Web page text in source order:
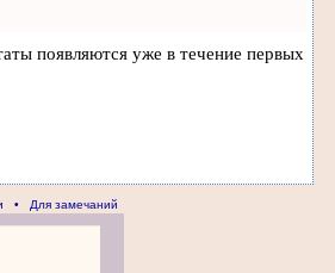
появляются уже в течение первых
• Для замечаний